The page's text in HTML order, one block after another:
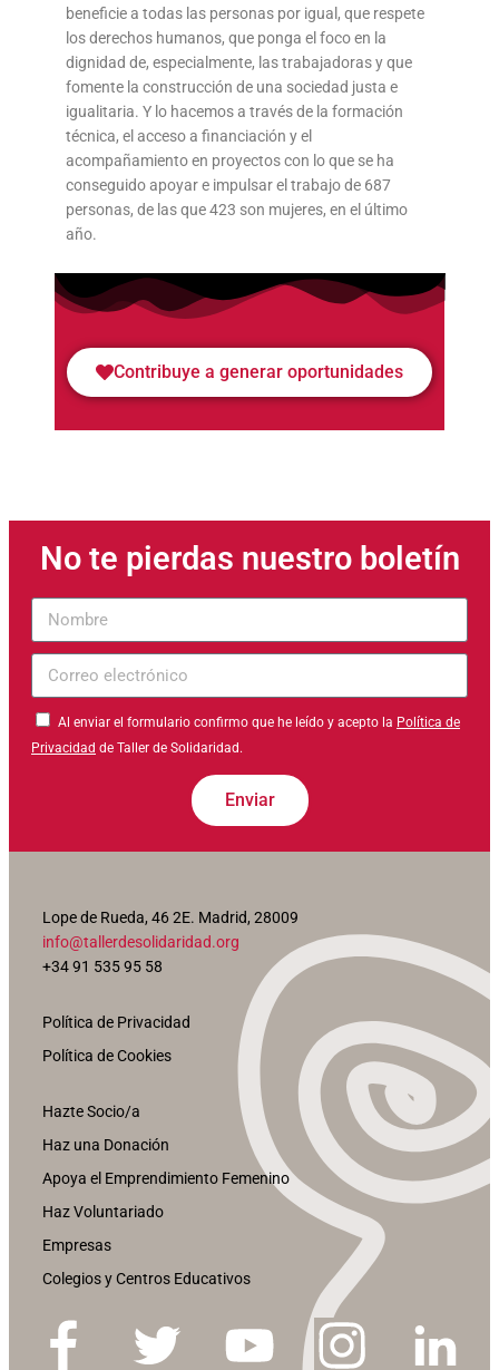
beneficie a todas las personas por igual, que respete
los derechos humanos, que ponga el foco en la
dignidad de, especialmente, las trabajadoras y que
fomente la construcción de una sociedad justa e
igualitaria. Y lo hacemos a través de la formación
técnica, el acceso a financiación y el
acompañamiento en proyectos con lo que se ha
conseguido apoyar e impulsar el trabajo de 687
personas, de las que 423 son mujeres, en el último
año.
Contribuye a generar oportunidades
No te pierdas nuestro boletín
Al enviar el formulario confirmo que he leído y acepto la Política de
Privacidad de Taller de Solidaridad.
Enviar
Lope de Rueda, 46 2E. Madrid, 28009
info@tallerdesolidaridad.org
+34 91 535 95 58
Política de Privacidad
Política de Cookies
Hazte Socio/a
Haz una Donación
Apoya el Emprendimiento Femenino
Haz Voluntariado
Empresas
Colegios y Centros Educativos